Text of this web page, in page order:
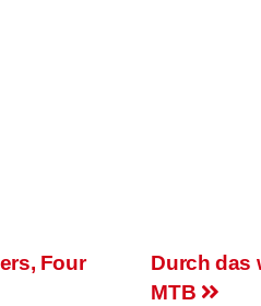
Durch das
MTB
Four